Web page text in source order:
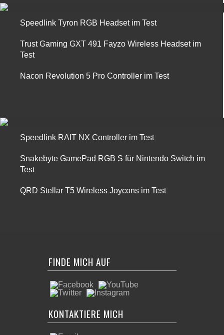
Speedlink Tyron RGB Headset im Test
Trust Gaming GXT 491 Fayzo Wireless Headset im
Test
Nacon Revolution 5 Pro Controller im Test
Speedlink RAIT NX Controller im Test
Snakebyte GamePad RGB S für Nintendo Switch im
Test
QRD Stellar T5 Wireless Joycons im Test
FINDE MICH AUF
KONTAKTIERE MICH